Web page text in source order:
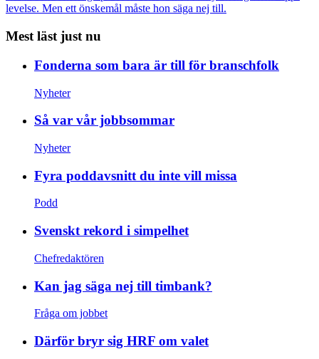
levelse. Men ett önskemål måste hon säga nej till.
Mest läst just nu
Fonderna som bara är till för branschfolk
Nyheter
Så var vår jobbsommar
Nyheter
Fyra poddavsnitt du inte vill missa
Podd
Svenskt rekord i simpelhet
Chefredaktören
Kan jag säga nej till timbank?
Fråga om jobbet
Därför bryr sig HRF om valet